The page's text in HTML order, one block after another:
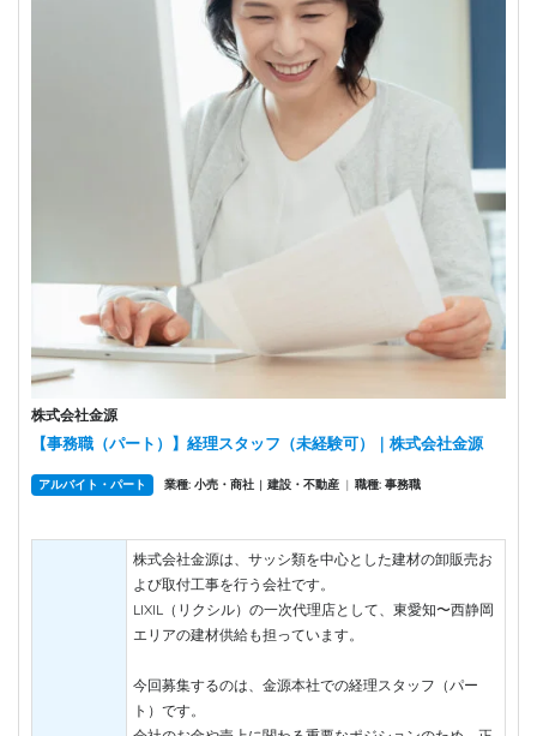
株式会社金源
【事務職（パート）】経理スタッフ（未経験可）｜株式会社金源
アルバイト・パート 業種: 小売・商社 | 建設・不動産 | 職種: 事務職
株式会社金源は、サッシ類を中心とした建材の卸販売お
よび取付工事を行う会社です。
LIXIL（リクシル）の一次代理店として、東愛知〜西静岡
エリアの建材供給も担っています。
今回募集するのは、金源本社での経理スタッフ（パー
ト）です。